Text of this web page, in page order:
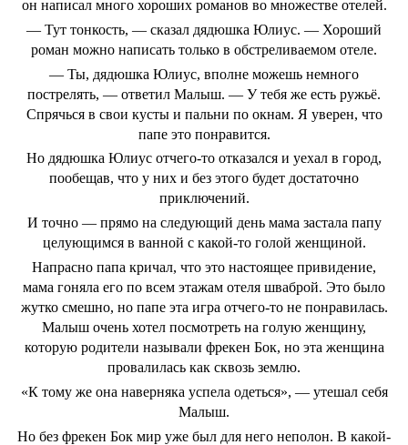
он написал много хороших романов во множестве отелей.
― Тут тонкость, ― сказал дядюшка Юлиус. ― Хороший
роман можно написать только в обстреливаемом отеле.
― Ты, дядюшка Юлиус, вполне можешь немного
пострелять, ― ответил Малыш. ― У тебя же есть ружьё.
Спрячься в свои кусты и пальни по окнам. Я уверен, что
папе это понравится.
Но дядюшка Юлиус отчего-то отказался и уехал в город,
пообещав, что у них и без этого будет достаточно
приключений.
И точно ― прямо на следующий день мама застала папу
целующимся в ванной с какой-то голой женщиной.
Напрасно папа кричал, что это настоящее привидение,
мама гоняла его по всем этажам отеля шваброй. Это было
жутко смешно, но папе эта игра отчего-то не понравилась.
Малыш очень хотел посмотреть на голую женщину,
которую родители называли фрекен Бок, но эта женщина
провалилась как сквозь землю.
«К тому же она наверняка успела одеться», ― утешал себя
Малыш.
Но без фрекен Бок мир уже был для него неполон. В какой-